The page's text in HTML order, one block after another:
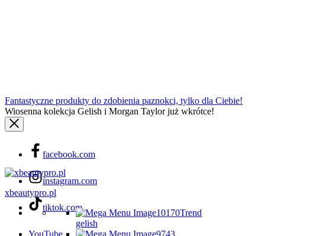
Fantastyczne produkty do zdobienia paznokci, tylko dla Ciebie!
Wiosenna kolekcja Gelish i Morgan Taylor już wkrótce!
facebook.com
instagram.com
tiktok.com
YouTube
xbeautypro.pl
Trend
gelish